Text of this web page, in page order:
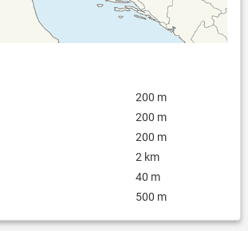
200 m
200 m
200 m
2 km
40 m
500 m